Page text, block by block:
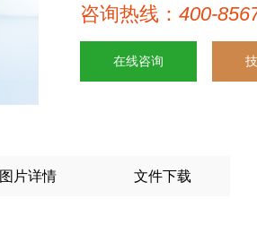
咨询热线： 400-
在线咨询
图片详情 文件下载